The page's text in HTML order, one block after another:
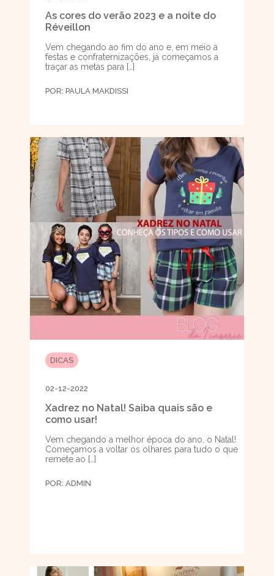
As cores do verão 2023 e a noite do
Réveillon
Vem chegando ao fim do ano e, em meio a
festas e confraternizações, já começamos a
traçar as metas para […]
POR: PAULA MAKDISSI
DICAS
02-12-2022
Xadrez no Natal! Saiba quais são e
como usar!
Vem chegando a melhor época do ano, o Natal!
Começamos a voltar os olhares para tudo o que
remete ao […]
POR: ADMIN